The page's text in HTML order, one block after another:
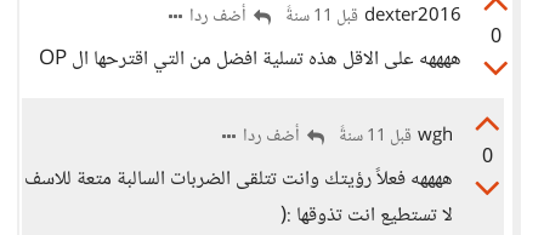
0
dexter2016 قبل 11 سنةً أضف ردا
ههههه على الاقل هذه تسلية افضل من التي اقترحها ال OP
0
wgh قبل 11 سنةً أضف ردا
ههههه فعلاً رؤيتك وانت تتلقى الضربات السالبة متعة للاسف
لا تستطيع انت تذوقها :(